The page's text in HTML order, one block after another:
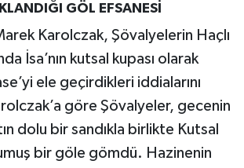
GÖL EFSANESİ
Karolczak, Şövalyelerin Haçlı
İsa’nın kutsal kupası olarak
ele geçirdikleri iddialarını
göre Şövalyeler, gecenin
dolu bir sandıkla birlikte Kutsal
bir göle gömdü. Hazinenin